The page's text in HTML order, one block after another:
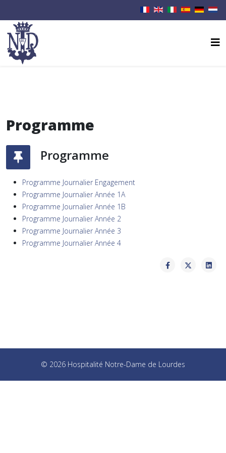
Programme
Programme
Programme Journalier Engagement
Programme Journalier Année 1A
Programme Journalier Année 1B
Programme Journalier Année 2
Programme Journalier Année 3
Programme Journalier Année 4
© 2026 Hospitalité Notre-Dame de Lourdes